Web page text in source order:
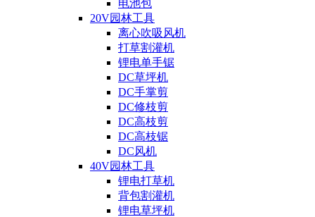
电池包
20V园林工具
离心吹吸风机
打草割灌机
锂电单手锯
DC草坪机
DC手掌剪
DC修枝剪
DC高枝剪
DC高枝锯
DC风机
40V园林工具
锂电打草机
背包割灌机
锂电草坪机